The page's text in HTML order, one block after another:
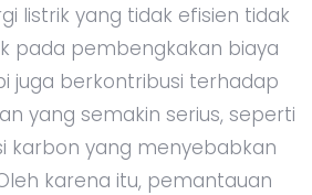
listrik yang tidak efisien tidak
pada pembengkakan biaya
juga berkontribusi terhadap
yang semakin serius, seperti
karbon yang menyebabkan
karena itu, pemantauan